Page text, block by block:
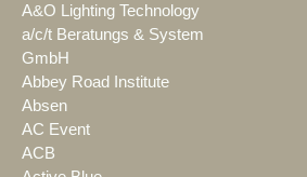
A&O Lighting Technology
a/c/t Beratungs & System
GmbH
Abbey Road Institute
Absen
AC Event
ACB